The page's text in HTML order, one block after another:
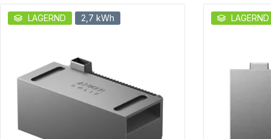
Produktgalerie überspringen
LAGERND 2,7 kWh LAGERND